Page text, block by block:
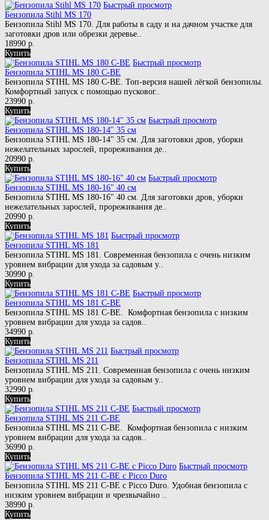
Быстрый просмотр
Бензопила Stihl MS 170
Бензопила Stihl MS 170. Для работы в саду и на дачном участке для
заготовки дров или обрезки деревье..
18990 р.
Купить
Быстрый просмотр
Бензопила STIHL MS 180 C-BE
Бензопила STIHL MS 180 C-BE. Топ-версия нашей лёгкой бензопилы.
Комфортный запуск с помощью пусковог..
23990 р.
Купить
Быстрый просмотр
Бензопила STIHL MS 180-14" 35 см
Бензопила STIHL MS 180-14" 35 см. Для заготовки дров, уборки
нежелательных зарослей, прореживания де..
20990 р.
Купить
Быстрый просмотр
Бензопила STIHL MS 180-16" 40 см
Бензопила STIHL MS 180-16" 40 см. Для заготовки дров, уборки
нежелательных зарослей, прореживания де..
20990 р.
Купить
Быстрый просмотр
Бензопила STIHL MS 181
Бензопила STIHL MS 181. Современная бензопила с очень низким
уровнем вибрации для ухода за садовым у..
30990 р.
Купить
Быстрый просмотр
Бензопила STIHL MS 181 C-BE
Бензопила STIHL MS 181 C-BE. Комфортная бензопила с низким
уровнем вибрации для ухода за садов..
34990 р.
Купить
Быстрый просмотр
Бензопила STIHL MS 211
Бензопила STIHL MS 211. Современная бензопила с очень низким
уровнем вибрации для ухода за садовым у..
32990 р.
Купить
Быстрый просмотр
Бензопила STIHL MS 211 C-BE
Бензопила STIHL MS 211 C-BE. Комфортная бензопила с низким
уровнем вибрации для ухода за садов..
36990 р.
Купить
Быстрый просмотр
Бензопила STIHL MS 211 C-BE с Picco Duro
Бензопила STIHL MS 211 C-BE с Picco Duro. Удобная бензопила с
низким уровнем вибрации и чрезвычайно ..
38990 р.
Купить